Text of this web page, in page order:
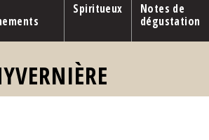
Spiritueux
Notes de
dégustation